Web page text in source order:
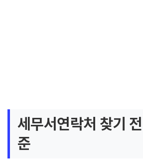
세무서연락처 찾기
준